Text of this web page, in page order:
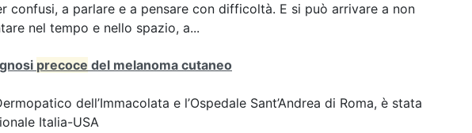
confusi, a parlare e a pensare con difficoltà. E si può arrivare a non
nel tempo e nello spazio, a...
precoce del melanoma cutaneo
dell’Immacolata e l’Ospedale Sant’Andrea di Roma, è stata
Italia-USA